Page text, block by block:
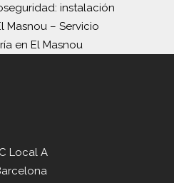
instalación
Masnou – Servicio
en El Masnou
Local A